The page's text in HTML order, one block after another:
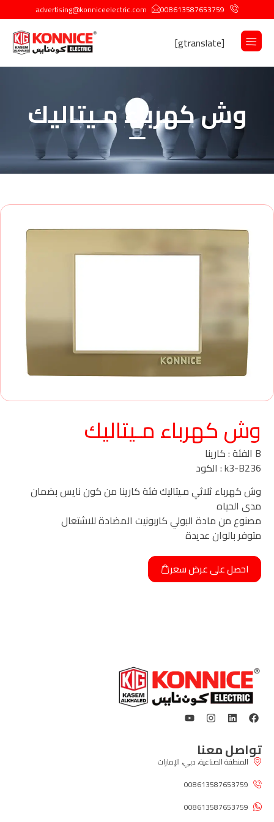
008613587653759
advertising@konniceelectric.com
[gtranslate]
وش كهرباء مـيتاليك
وش كهرباء مـيتاليك
B الفئة : كارينا
k3-B236 : الكود
وش كهرباء ثلاثي مـيتاليك فئة كارينا من كون نايس بضمان
مدى الحياه
مصنوع من مادة البولي كاربونيت المضادة للاشتعال
متوفر بالوان عديدة
احصل على عرض سعر
تواصل معنا
المنطقة الصناعية، دبي، الإمارات
008613587653759
008613587653759